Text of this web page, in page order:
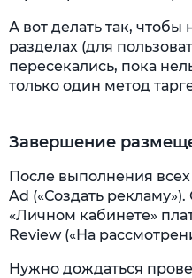
А вот делать так, чтобы
разделах (для
пересекались, пока
только один метод
Завершение
После выполнения
Ad («Создать
«Личном кабинете»
Review («На
Нужно дождаться